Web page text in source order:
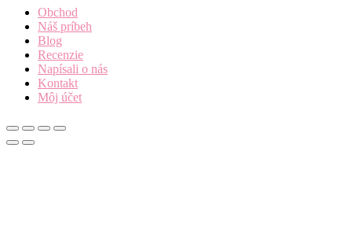
Obchod
Náš príbeh
Blog
Recenzie
Napísali o nás
Kontakt
Môj účet